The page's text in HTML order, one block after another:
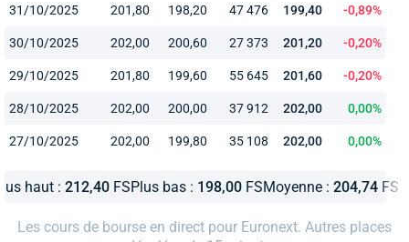
31/10/2025 201,80 198,20 47 476 199,40 -0,89%
30/10/2025 202,00 200,60 27 373 201,20 -0,20%
29/10/2025 201,80 199,60 55 645 201,60 -0,20%
28/10/2025 202,00 200,00 37 912 202,00 0,00%
27/10/2025 202,00 199,80 35 108 202,00 0,00%
haut : 212,40FSPlus bas : 198,00FSMoyenne : 204,74FS
Les cours de bourse en direct pour Euronext. Autres places